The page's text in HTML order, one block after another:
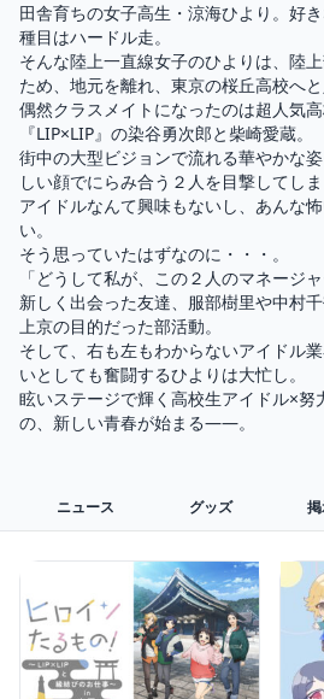
田舎育ちの女子高生・涼海ひより。好
種目はハードル走。
そんな陸上一直線女子のひよりは、陸
ため、地元を離れ、東京の桜丘高校へと
偶然クラスメイトになったのは超人気
『LIP×LIP』の染谷勇次郎と柴崎愛蔵。
街中の大型ビジョンで流れる華やかな
しい顔でにらみ合う２人を目撃してしま
アイドルなんて興味もないし、あんな
い。
そう思っていたはずなのに・・・。
「どうして私が、この２人のマネージ
新しく出会った友達、服部樹里や中村
上京の目的だった部活動。
そして、右も左もわからないアイドル
いとしても奮闘するひよりは大忙し。
眩いステージで輝く高校生アイドル×努
の、新しい青春が始まる——。
ニュース グッズ